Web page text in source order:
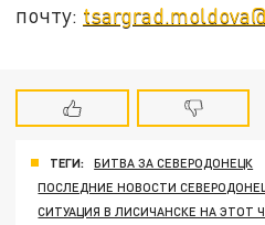
почту:
ТЕГИ: БИТВА ЗА СЕВЕРОДОНЕЦК
ПОСЛЕДНИЕ НОВОСТИ
СИТУАЦИЯ В ЛИСИЧАНСКЕ НА ЭТОТ